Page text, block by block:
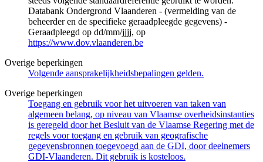
Databank Ondergrond Vlaanderen - (vermelding van de
beheerder en de specifieke geraadpleegde gegevens) -
Geraadpleegd op dd/mm/jjjj, op
https://www.dov.vlaanderen.be
Overige beperkingen
Volgende aansprakelijkheidsbepalingen gelden.
Overige beperkingen
Toegang en gebruik voor het uitvoeren van taken van
algemeen belang, op niveau van Vlaamse overheidsinstanties
is geregeld door het Besluit van de Vlaamse Regering met de
regels voor toegang en gebruik van geografische
gegevensbronnen toegevoegd aan de GDI, door deelnemers
GDI-Vlaanderen. Dit gebruik is kosteloos.